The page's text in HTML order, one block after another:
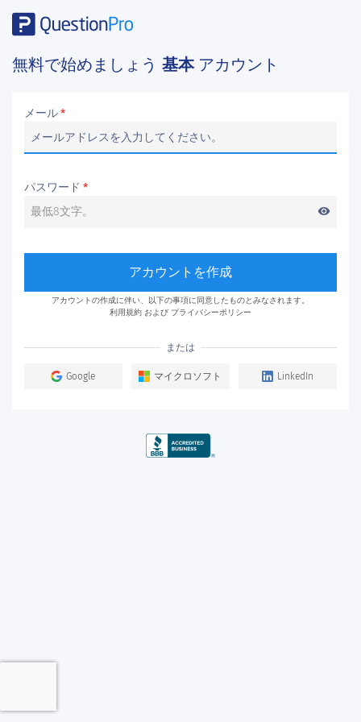
無料で始めましょう 基本 アカウント
メール*
パスワード *
visibility
アカウントを作成
アカウントの作成に伴い、以下の事項に同意したものとみなされます。
利用規約 および プライバシーポリシー
または
Google マイクロソフト LinkedIn